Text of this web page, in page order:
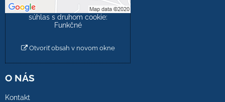
Povoliť a zapamätať -
súhlas s druhom cookie:
Funkčné
Otvoriť obsah v novom okne
O NÁS
Kontakt